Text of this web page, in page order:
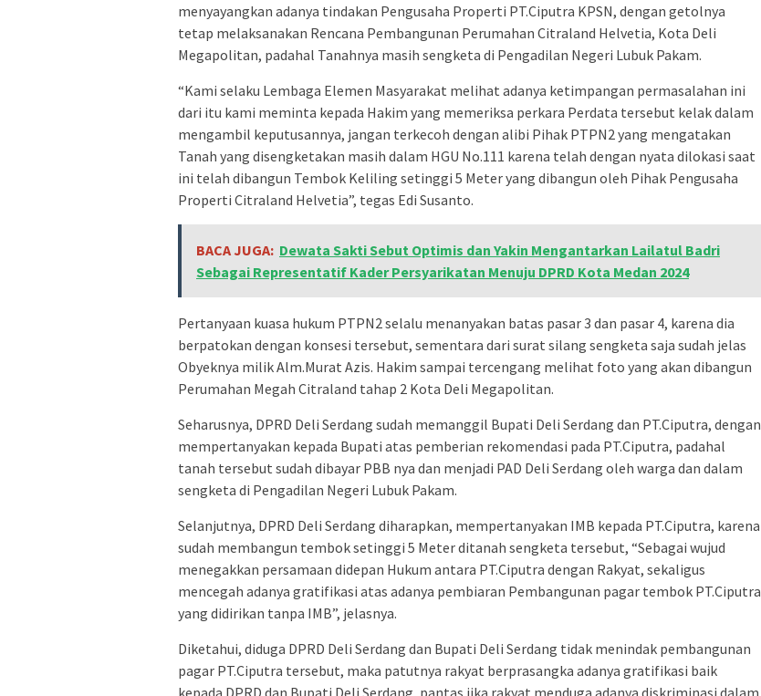
menyayangkan adanya tindakan Pengusaha Properti PT.Ciputra KPSN, dengan getolnya
tetap melaksanakan Rencana Pembangunan Perumahan Citraland Helvetia, Kota Deli
Megapolitan, padahal Tanahnya masih sengketa di Pengadilan Negeri Lubuk Pakam.
“Kami selaku Lembaga Elemen Masyarakat melihat adanya ketimpangan permasalahan ini
dari itu kami meminta kepada Hakim yang memeriksa perkara Perdata tersebut kelak dalam
mengambil keputusannya, jangan terkecoh dengan alibi Pihak PTPN2 yang mengatakan
Tanah yang disengketakan masih dalam HGU No.111 karena telah dengan nyata dilokasi saat
ini telah dibangun Tembok Keliling setinggi 5 Meter yang dibangun oleh Pihak Pengusaha
Properti Citraland Helvetia”, tegas Edi Susanto.
BACA JUGA: Dewata Sakti Sebut Optimis dan Yakin Mengantarkan Lailatul Badri
Sebagai Representatif Kader Persyarikatan Menuju DPRD Kota Medan 2024
Pertanyaan kuasa hukum PTPN2 selalu menanyakan batas pasar 3 dan pasar 4, karena dia
berpatokan dengan konsesi tersebut, sementara dari surat silang sengketa saja sudah jelas
Obyeknya milik Alm.Murat Azis. Hakim sampai tercengang melihat foto yang akan dibangun
Perumahan Megah Citraland tahap 2 Kota Deli Megapolitan.
Seharusnya, DPRD Deli Serdang sudah memanggil Bupati Deli Serdang dan PT.Ciputra, dengan
mempertanyakan kepada Bupati atas pemberian rekomendasi pada PT.Ciputra, padahal
tanah tersebut sudah dibayar PBB nya dan menjadi PAD Deli Serdang oleh warga dan dalam
sengketa di Pengadilan Negeri Lubuk Pakam.
Selanjutnya, DPRD Deli Serdang diharapkan, mempertanyakan IMB kepada PT.Ciputra, karena
sudah membangun tembok setinggi 5 Meter ditanah sengketa tersebut, “Sebagai wujud
menegakkan persamaan didepan Hukum antara PT.Ciputra dengan Rakyat, sekaligus
mencegah adanya gratifikasi atas adanya pembiaran Pembangunan pagar tembok PT.Ciputra
yang didirikan tanpa IMB”, jelasnya.
Diketahui, diduga DPRD Deli Serdang dan Bupati Deli Serdang tidak menindak pembangunan
pagar PT.Ciputra tersebut, maka patutnya rakyat berprasangka adanya gratifikasi baik